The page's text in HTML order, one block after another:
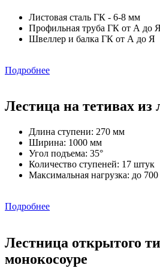
Листовая сталь ГК - 6-8 мм
Профильная труба ГК от А до
Швеллер и балка ГК от А до Я
Подробнее
Лестица на тетивах из
Длина ступени: 270 мм
Ширина: 1000 мм
Угол подъема: 35°
Количество ступеней: 17 штук
Максимальная нагрузка: до 700
Подробнее
Лестница открытого
монокосоуре